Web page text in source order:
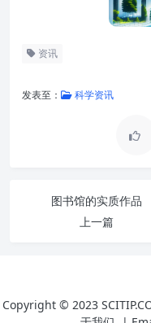
资讯
发表至： 科学资讯
图书馆的实质作品
上一篇
Copyright © 2023